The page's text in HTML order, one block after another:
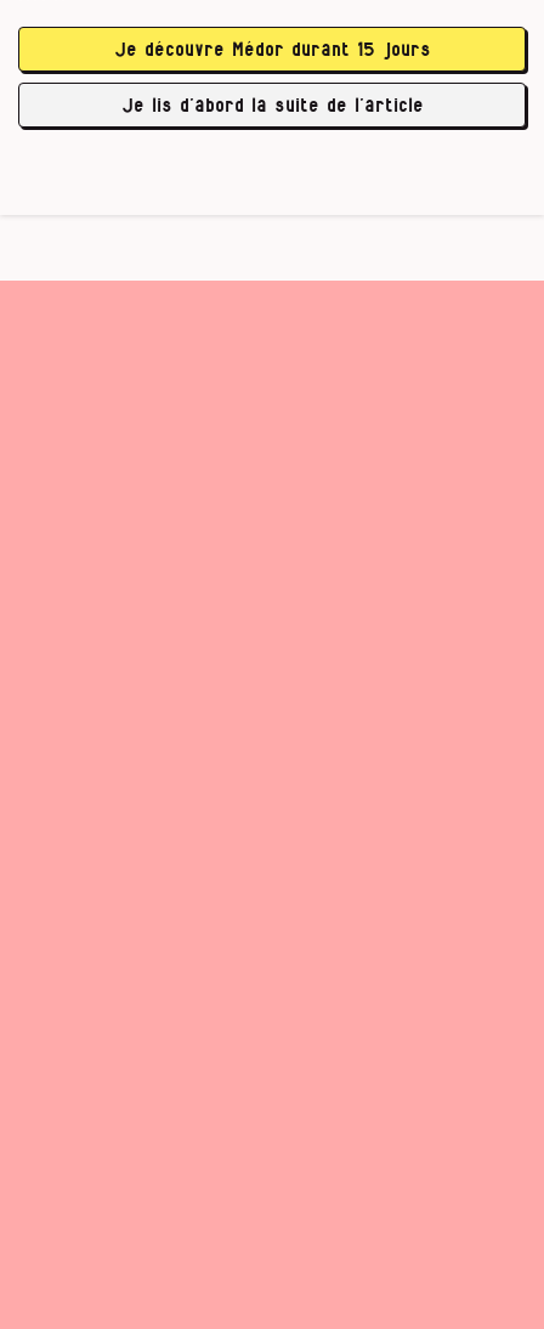
de la peur. »
Chez …
Je découvre Médor durant 15 jours
Je lis d’abord la suite de l’article